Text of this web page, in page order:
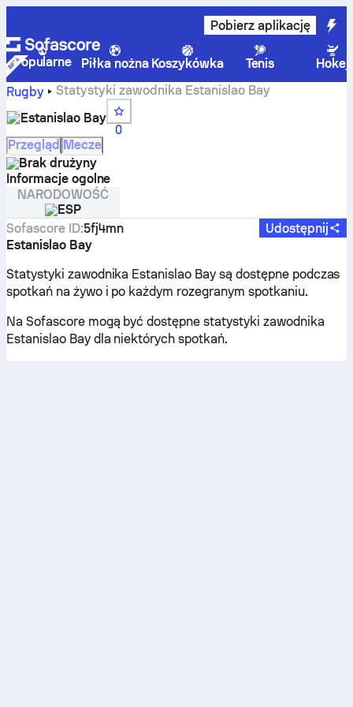
Pobierz aplikację
Popularne Piłka nożna Koszykówka Tenis
Hokej
Rugby
Statystyki zawodnika Estanislao Bay
Estanislao Bay
0
Przegląd Mecze
Brak drużyny
Informacje ogolne
NARODOWOŚĆ
ESP
Sofascore ID:5fj4mn
Udostępnij
Estanislao Bay
Statystyki zawodnika Estanislao Bay są dostępne podczas
spotkań na żywo i po każdym rozegranym spotkaniu.
Na Sofascore mogą być dostępne statystyki zawodnika
Estanislao Bay dla niektórych spotkań.